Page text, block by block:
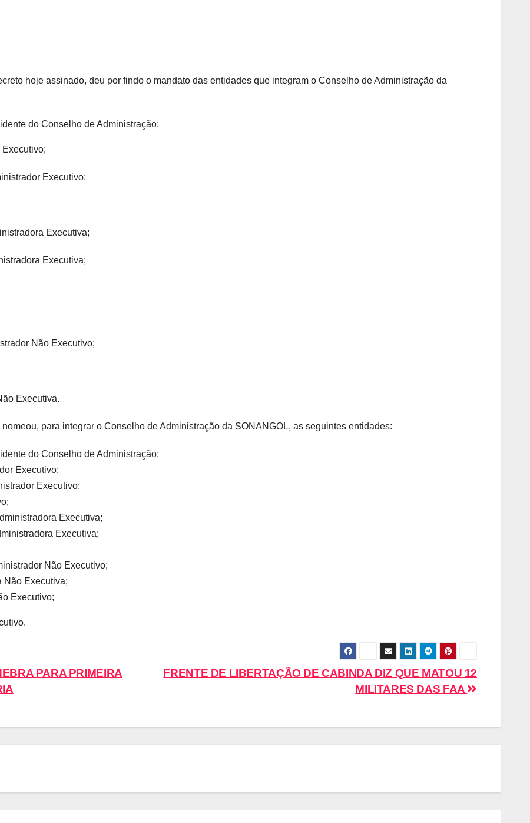
hoje assinado, deu por findo o mandato das entidades que integram o Conselho de Administração da
do Conselho de Administração;
Executivo;
Executiva;
Executiva;
Não Executivo;
Executiva.
para integrar o Conselho de Administração da SONANGOL, as seguintes entidades:
do Conselho de Administração;
Executivo;
Executivo;
Executiva;
Executiva;
Não Executivo;
Não Executiva;
Executivo;
FRENTE DE LIBERTAÇÃO DE CABINDA DIZ QUE MATOU 12
MILITARES DAS FAA
PARA PRIMEIRA